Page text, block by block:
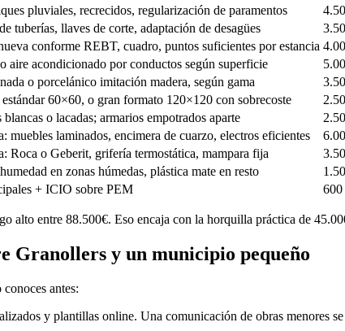
pluviales, recrecidos, regularización de paramentos
tuberías, llaves de corte, adaptación de desagües
conforme REBT, cuadro, puntos suficientes por estancia
aire acondicionado por conductos según superficie
o porcelánico imitación madera, según gama
60×60, o gran formato 120×120 con sobrecoste
blancas o lacadas; armarios empotrados aparte
muebles laminados, encimera de cuarzo, electros eficientes
Roca o Geberit, grifería termostática, mampara fija
en zonas húmedas, plástica mate en resto
+ ICIO sobre PEM 600
alto entre 88.500€. Eso encaja con la horquilla práctica de
Granollers y un municipio pequeño
antes:
y plantillas online. Una comunicación de obras menores